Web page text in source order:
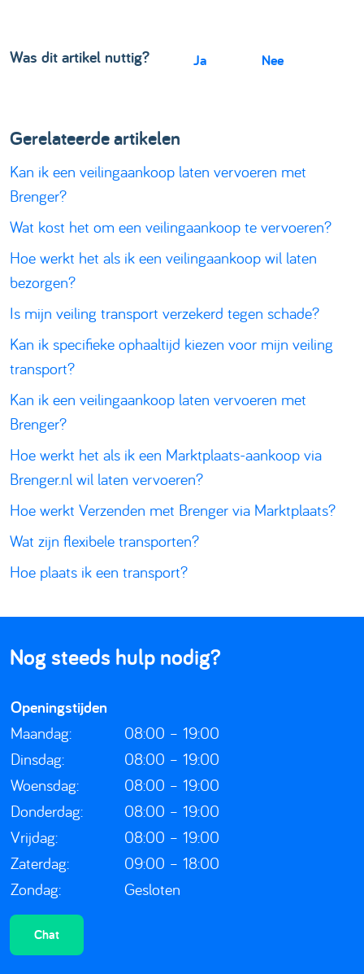
Was dit artikel nuttig? Nee
Ja
Gerelateerde artikelen
​​Kan ik een veilingaankoop laten vervoeren met
Brenger?
Wat kost het om een veilingaankoop te vervoeren?
Hoe werkt het als ik een veilingaankoop wil laten
bezorgen?
Is mijn veiling transport verzekerd tegen schade?
Kan ik specifieke ophaaltijd kiezen voor mijn veiling
transport?
​​Kan ik een veilingaankoop laten vervoeren met
Brenger?
Hoe werkt het als ik een Marktplaats-aankoop via
Brenger.nl wil laten vervoeren?
Hoe werkt Verzenden met Brenger via Marktplaats?
Wat zijn flexibele transporten?
Hoe plaats ik een transport?
Nog steeds hulp nodig?
Openingstijden
Maandag:
08:00 – 19:00
Dinsdag:
08:00 – 19:00
Woensdag:
08:00 – 19:00
Donderdag:
08:00 – 19:00
Vrijdag:
08:00 – 19:00
Zaterdag:
09:00 – 18:00
Zondag:
Gesloten
Chat